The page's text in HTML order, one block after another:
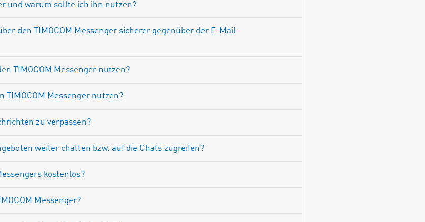
und warum sollte ich ihn nutzen?
den TIMOCOM Messenger sicherer gegenüber der E-Mail-
TIMOCOM Messenger nutzen?
TIMOCOM Messenger nutzen?
zu verpassen?
weiter chatten bzw. auf die Chats zugreifen?
kostenlos?
Messenger?